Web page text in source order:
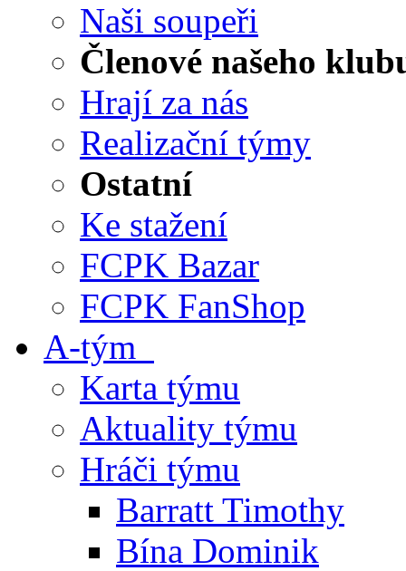
Naši soupeři
Členové našeho
Hrají za nás
Realizační týmy
Ostatní
Ke stažení
FCPK Bazar
FCPK FanShop
A-tým
Karta týmu
Aktuality týmu
Hráči týmu
Barratt Timothy
Bína Dominik